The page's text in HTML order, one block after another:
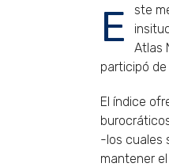
Este mes se realizó el lanzamiento oficial del Índice de Burocracia en Iberoamérica 2023, estudio multi-
Atlas
participó
El índice
-los cuales
mantener